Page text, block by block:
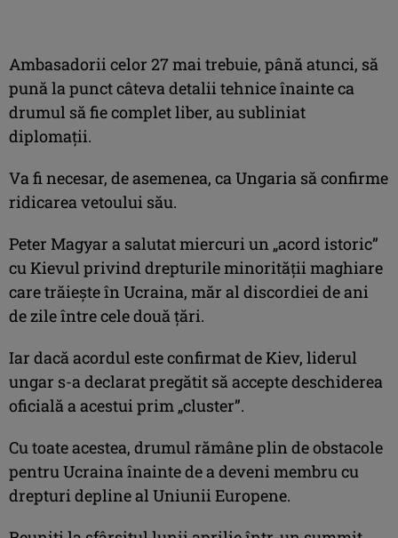
Ambasadorii celor 27 mai trebuie, până atunci, să
pună la punct câteva detalii tehnice înainte ca
drumul să fie complet liber, au subliniat
diplomaţii.
Va fi necesar, de asemenea, ca Ungaria să confirme
ridicarea vetoului său.
Peter Magyar a salutat miercuri un „acord istoric”
cu Kievul privind drepturile minorităţii maghiare
care trăieşte în Ucraina, măr al discordiei de ani
de zile între cele două ţări.
Iar dacă acordul este confirmat de Kiev, liderul
ungar s-a declarat pregătit să accepte deschiderea
oficială a acestui prim „cluster”.
Cu toate acestea, drumul rămâne plin de obstacole
pentru Ucraina înainte de a deveni membru cu
drepturi depline al Uniunii Europene.